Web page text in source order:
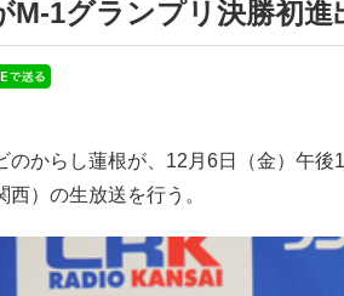
M-1グランプリ決勝初
からし蓮根が、12月6日（金）午後
西）の生放送を行う。